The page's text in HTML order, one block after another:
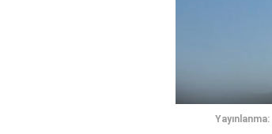
Yayınlanma: